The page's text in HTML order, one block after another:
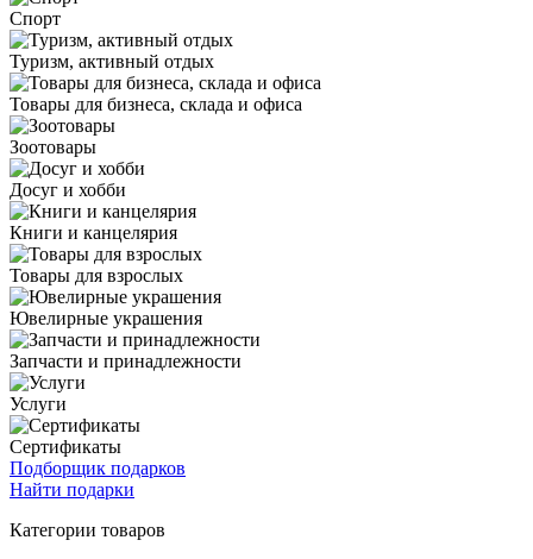
Спорт
Туризм, активный отдых
Товары для бизнеса, склада и офиса
Зоотовары
Досуг и хобби
Книги и канцелярия
Товары для взрослых
Ювелирные украшения
Запчасти и принадлежности
Услуги
Сертификаты
Подборщик подарков
Найти подарки
Категории товаров